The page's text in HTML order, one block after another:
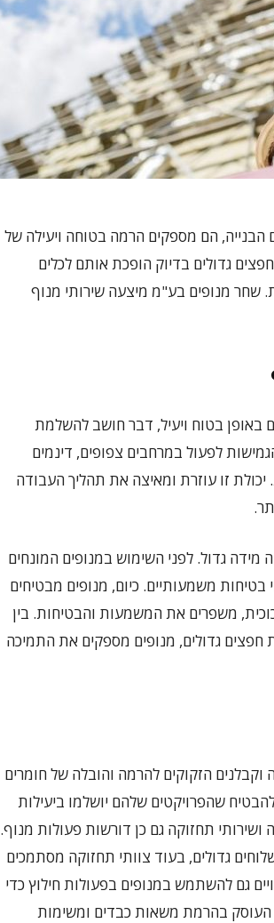
הם מספקים הרמה בטוחה ויעילה של
חפצים גדולים בדיוק הופכת אותם לכלים
שחר מנופים בע"מ מיצעה שירותי מנוף
באופן בטוח ויעיל, דבר חושב להשלמת
לפעול במרחבים צפופים, דינמים
זו עוזרת ומאיצה את תהליך העבודה
גדול. לפני השימוש במנופים המונחים
בטיחות משמעותיים. כיום, מנופים מבטיחים
משפרים את המשמעות והבטיחות. בין
חפצים גדולים, מנופים מספקים את התמיכה
וקבלנים הזקוקים להרמה והובלה של חומרים
שהפרויקטים שלהם יושלמו ביעילות
תחזוקה גם כן דורשות פעולות מנוף.
גדולים, בעוד צוותי תחזוקה מסתמכים
גם להשתמש במנופים בפעולות חילוץ כדי
העוסק בהרמת משאות כבדים ומשימות